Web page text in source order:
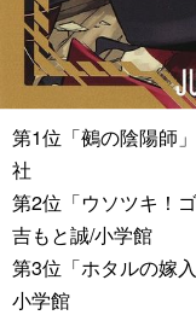
第1位「鵺の陰陽師
社
第2位「ウソツキ！
吉もと誠/小学館
第3位「ホタルの嫁
小学館